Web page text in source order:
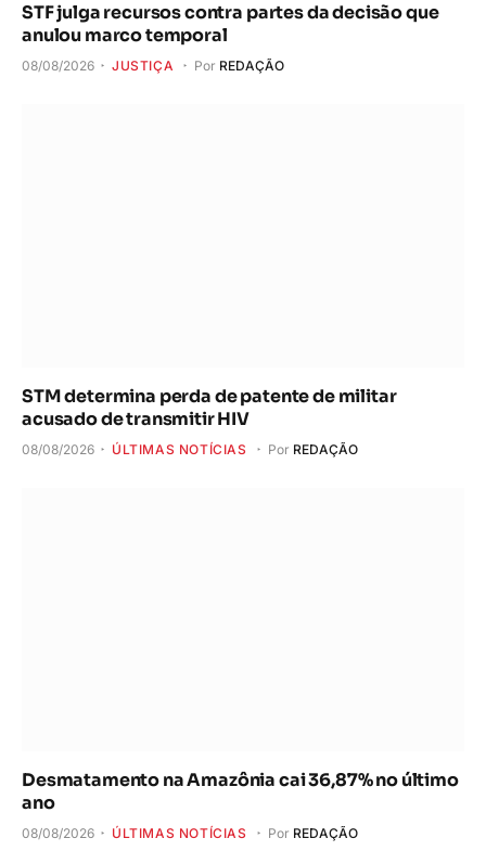
STF julga recursos contra partes da decisão que
anulou marco temporal
08/08/2026 JUSTIÇA Por REDAÇÃO
STM determina perda de patente de militar
acusado de transmitir HIV
08/08/2026 ÚLTIMAS NOTÍCIAS Por REDAÇÃO
Desmatamento na Amazônia cai 36,87% no último
ano
08/08/2026 ÚLTIMAS NOTÍCIAS Por REDAÇÃO